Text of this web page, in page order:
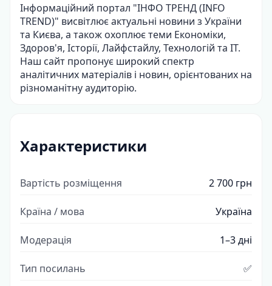
Інформаційний портал "ІНФО ТРЕНД (INFO
TREND)" висвітлює актуальні новини з України
та Києва, а також охоплює теми Економіки,
Здоров'я, Історії, Лайфстайлу, Технологій та IT.
Наш сайт пропонує широкий спектр
аналітичних матеріалів і новин, орієнтованих на
різноманітну аудиторію.
Характеристики
Вартість розміщення 2 700 грн
Країна / мова Україна
Модерація 1–3 дні
Тип посилань ✅